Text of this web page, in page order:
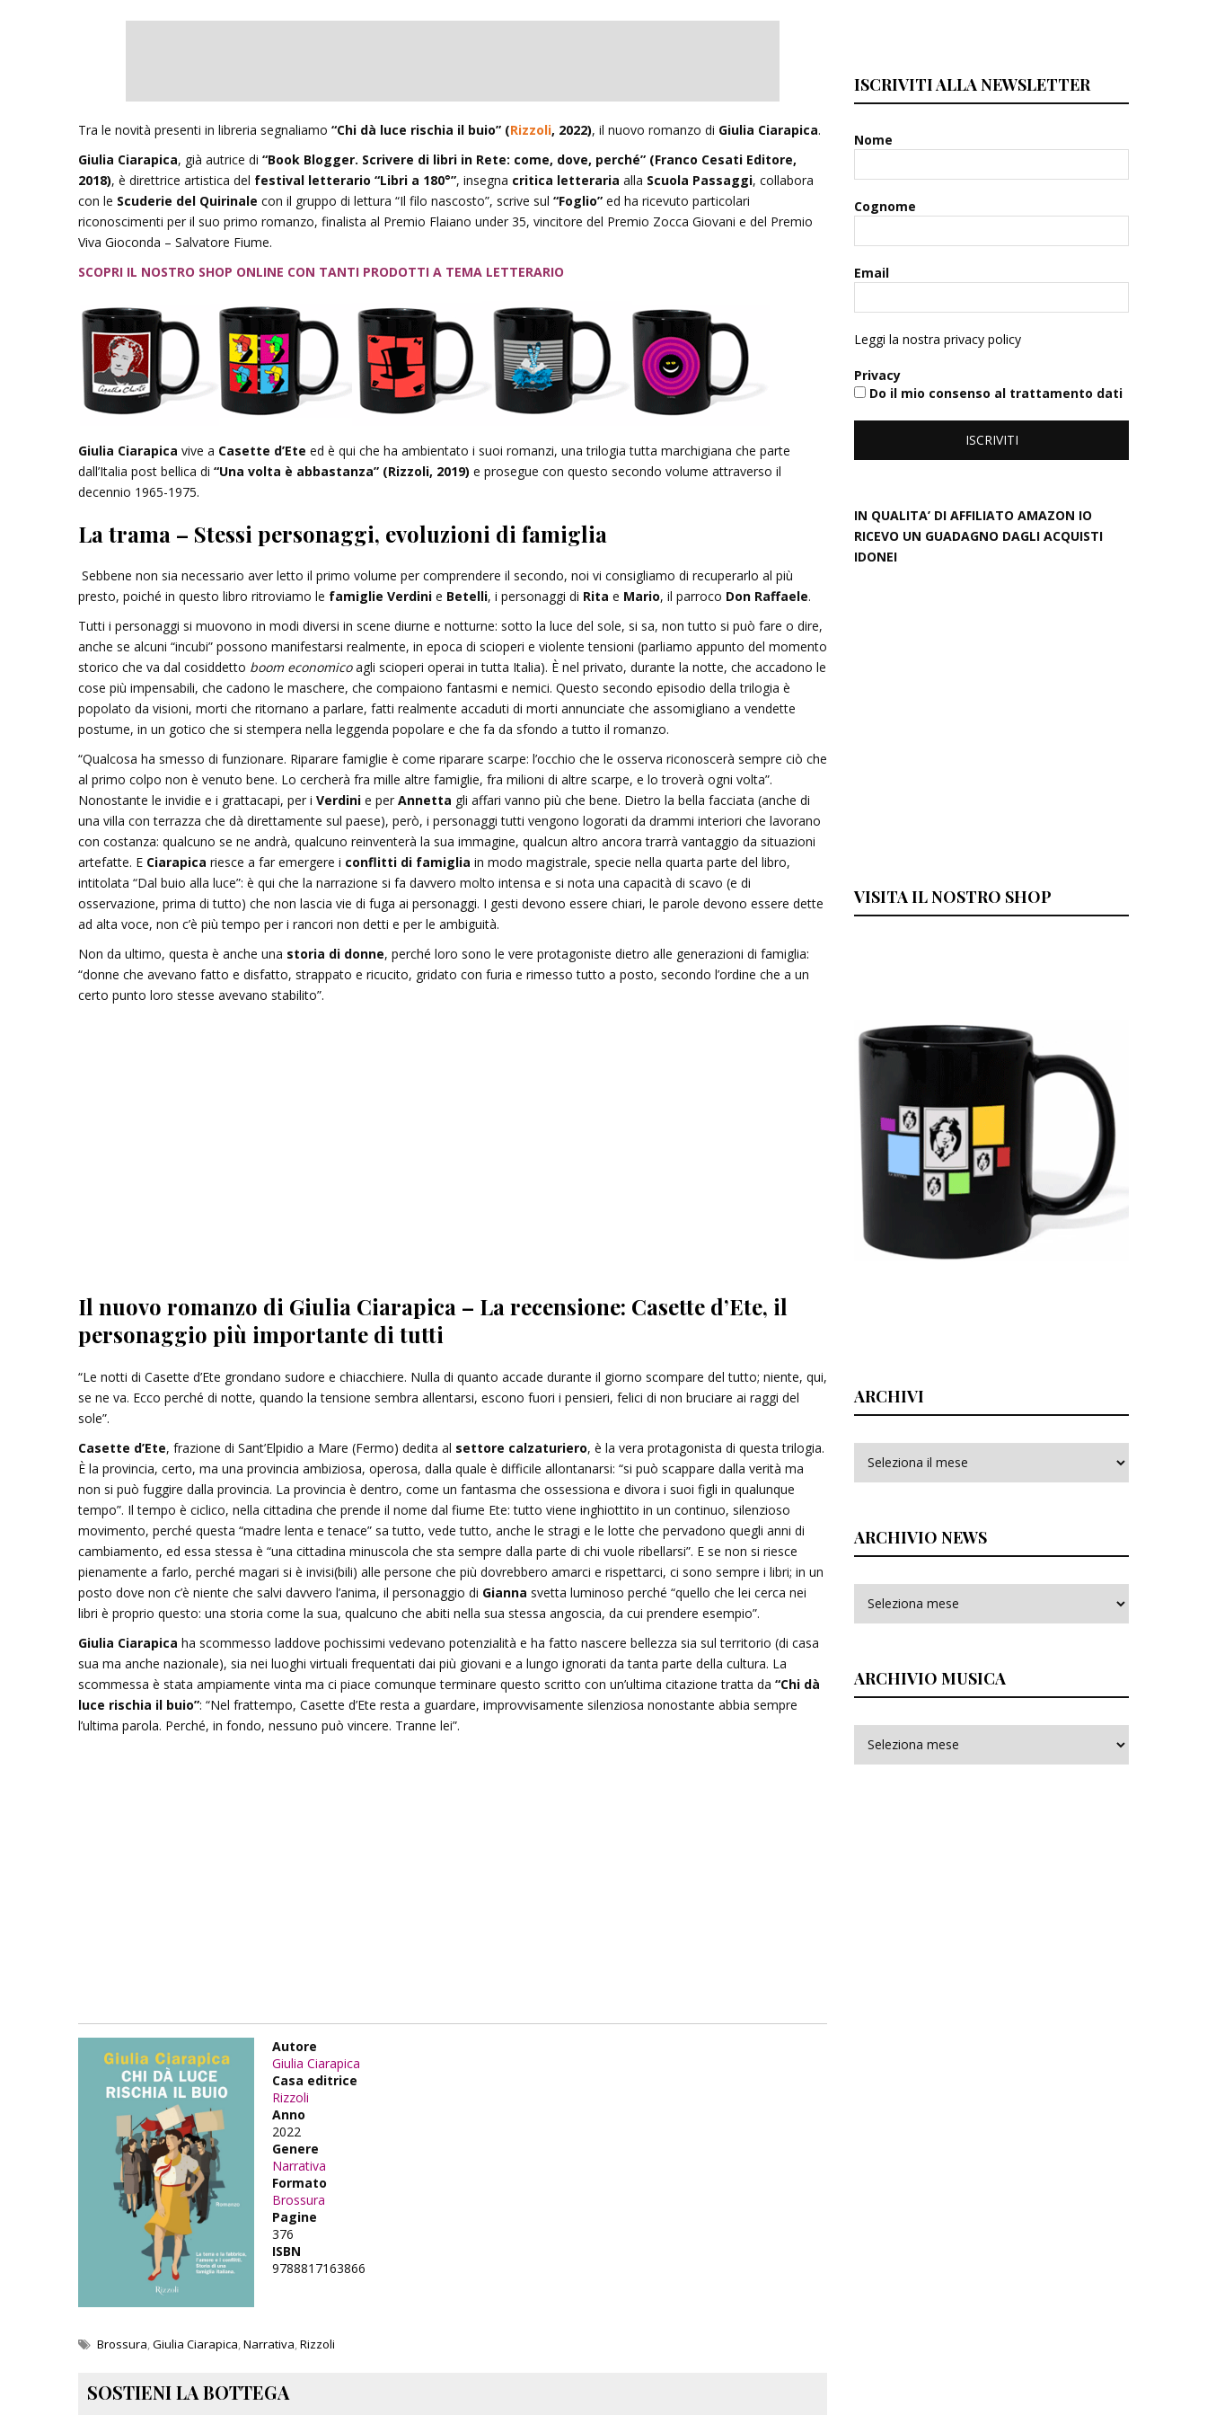
Tra le novità presenti in libreria segnaliamo “Chi dà luce rischia il buio” (Rizzoli, 2022), il nuovo romanzo di Giulia Ciarapica.
Giulia Ciarapica, già autrice di “Book Blogger. Scrivere di libri in Rete: come, dove, perché” (Franco Cesati Editore,
2018), è direttrice artistica del festival letterario “Libri a 180°”, insegna critica letteraria alla Scuola Passaggi, collabora
con le Scuderie del Quirinale con il gruppo di lettura “Il filo nascosto”, scrive sul “Foglio” ed ha ricevuto particolari
riconoscimenti per il suo primo romanzo, finalista al Premio Flaiano under 35, vincitore del Premio Zocca Giovani e del Premio
Viva Gioconda – Salvatore Fiume.
SCOPRI IL NOSTRO SHOP ONLINE CON TANTI PRODOTTI A TEMA LETTERARIO
Giulia Ciarapica vive a Casette d’Ete ed è qui che ha ambientato i suoi romanzi, una trilogia tutta marchigiana che parte
dall’Italia post bellica di “Una volta è abbastanza” (Rizzoli, 2019) e prosegue con questo secondo volume attraverso il
decennio 1965-1975.
La trama – Stessi personaggi, evoluzioni di famiglia
Sebbene non sia necessario aver letto il primo volume per comprendere il secondo, noi vi consigliamo di recuperarlo al più
presto, poiché in questo libro ritroviamo le famiglie Verdini e Betelli, i personaggi di Rita e Mario, il parroco Don Raffaele.
Tutti i personaggi si muovono in modi diversi in scene diurne e notturne: sotto la luce del sole, si sa, non tutto si può fare o dire,
anche se alcuni “incubi” possono manifestarsi realmente, in epoca di scioperi e violente tensioni (parliamo appunto del momento
storico che va dal cosiddetto boom economicoagli scioperi operai in tutta Italia). È nel privato, durante la notte, che accadono le
cose più impensabili, che cadono le maschere, che compaiono fantasmi e nemici. Questo secondo episodio della trilogia è
popolato da visioni, morti che ritornano a parlare, fatti realmente accaduti di morti annunciate che assomigliano a vendette
postume, in un gotico che si stempera nella leggenda popolare e che fa da sfondo a tutto il romanzo.
“Qualcosa ha smesso di funzionare. Riparare famiglie è come riparare scarpe: l’occhio che le osserva riconoscerà sempre ciò che
al primo colpo non è venuto bene. Lo cercherà fra mille altre famiglie, fra milioni di altre scarpe, e lo troverà ogni volta”.
Nonostante le invidie e i grattacapi, per i Verdini e per Annetta gli affari vanno più che bene. Dietro la bella facciata (anche di
una villa con terrazza che dà direttamente sul paese), però, i personaggi tutti vengono logorati da drammi interiori che lavorano
con costanza: qualcuno se ne andrà, qualcuno reinventerà la sua immagine, qualcun altro ancora trarrà vantaggio da situazioni
artefatte. E Ciarapica riesce a far emergere i conflitti di famiglia in modo magistrale, specie nella quarta parte del libro,
intitolata “Dal buio alla luce”: è qui che la narrazione si fa davvero molto intensa e si nota una capacità di scavo (e di
osservazione, prima di tutto) che non lascia vie di fuga ai personaggi. I gesti devono essere chiari, le parole devono essere dette
ad alta voce, non c’è più tempo per i rancori non detti e per le ambiguità.
Non da ultimo, questa è anche una storia di donne, perché loro sono le vere protagoniste dietro alle generazioni di famiglia:
“donne che avevano fatto e disfatto, strappato e ricucito, gridato con furia e rimesso tutto a posto, secondo l’ordine che a un
certo punto loro stesse avevano stabilito”.
Il nuovo romanzo di Giulia Ciarapica – La recensione: Casette d’Ete, il
personaggio più importante di tutti
“Le notti di Casette d’Ete grondano sudore e chiacchiere. Nulla di quanto accade durante il giorno scompare del tutto; niente, qui,
se ne va. Ecco perché di notte, quando la tensione sembra allentarsi, escono fuori i pensieri, felici di non bruciare ai raggi del
sole”.
Casette d’Ete, frazione di Sant’Elpidio a Mare (Fermo) dedita al settore calzaturiero, è la vera protagonista di questa trilogia.
È la provincia, certo, ma una provincia ambiziosa, operosa, dalla quale è difficile allontanarsi: “si può scappare dalla verità ma
non si può fuggire dalla provincia. La provincia è dentro, come un fantasma che ossessiona e divora i suoi figli in qualunque
tempo”. Il tempo è ciclico, nella cittadina che prende il nome dal fiume Ete: tutto viene inghiottito in un continuo, silenzioso
movimento, perché questa “madre lenta e tenace” sa tutto, vede tutto, anche le stragi e le lotte che pervadono quegli anni di
cambiamento, ed essa stessa è “una cittadina minuscola che sta sempre dalla parte di chi vuole ribellarsi”. E se non si riesce
pienamente a farlo, perché magari si è invisi(bili) alle persone che più dovrebbero amarci e rispettarci, ci sono sempre i libri; in un
posto dove non c’è niente che salvi davvero l’anima, il personaggio di Gianna svetta luminoso perché “quello che lei cerca nei
libri è proprio questo: una storia come la sua, qualcuno che abiti nella sua stessa angoscia, da cui prendere esempio”.
Giulia Ciarapica ha scommesso laddove pochissimi vedevano potenzialità e ha fatto nascere bellezza sia sul territorio (di casa
sua ma anche nazionale), sia nei luoghi virtuali frequentati dai più giovani e a lungo ignorati da tanta parte della cultura. La
scommessa è stata ampiamente vinta ma ci piace comunque terminare questo scritto con un’ultima citazione tratta da “Chi dà
luce rischia il buio”: “Nel frattempo, Casette d’Ete resta a guardare, improvvisamente silenziosa nonostante abbia sempre
l’ultima parola. Perché, in fondo, nessuno può vincere. Tranne lei”.
Autore
Giulia Ciarapica
Casa editrice
Rizzoli
Anno
2022
Genere
Narrativa
Formato
Brossura
Pagine
376
ISBN
9788817163866
Brossura,Giulia Ciarapica,Narrativa,Rizzoli
SOSTIENI LA BOTTEGA
ISCRIVITI ALLA NEWSLETTER
Nome
Cognome
Email
Leggi la nostra privacy policy
Privacy
Do il mio consenso al trattamento dati
IN QUALITA’ DI AFFILIATO AMAZON IO
RICEVO UN GUADAGNO DAGLI ACQUISTI
IDONEI
VISITA IL NOSTRO SHOP
ARCHIVI
ARCHIVIO NEWS
ARCHIVIO MUSICA